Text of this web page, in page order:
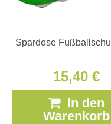
Spardose
15,40 €
In den
Warenkorb